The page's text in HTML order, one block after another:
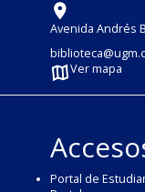
Avenida Andrés
Ver mapa
Portal de